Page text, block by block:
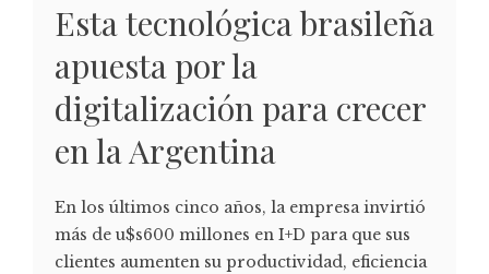
Esta tecnológica brasileña
apuesta por la
digitalización para crecer
en la Argentina
En los últimos cinco años, la empresa invirtió
más de u$s600 millones en I+D para que sus
clientes aumenten su productividad, eficiencia